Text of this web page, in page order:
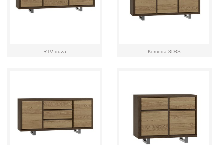
RTV duża Komoda 3D3S